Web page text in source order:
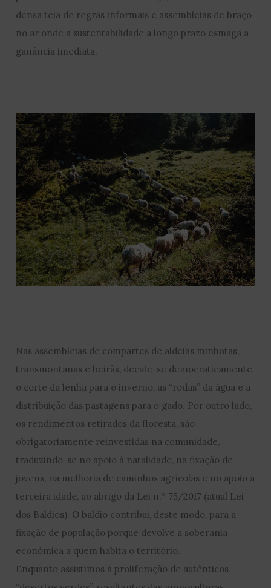
densa teia de regras informais e assembleias de braço
no ar onde a sustentabilidade a longo prazo esmaga a
ganância imediata.
Nas assembleias de compartes de aldeias minhotas,
transmontanas e beirãs, decide-se democraticamente
o corte da lenha para o inverno, as “rodas” da água e a
distribuição das pastagens para o gado. Por outro lado,
os rendimentos retirados da floresta, são
obrigatoriamente reinvestidas na comunidade,
traduzindo-se no apoio à natalidade, na fixação de
jovens, na melhoria de caminhos agrícolas e no apoio à
terceira idade, ao abrigo da Lei n.º 75/2017 (atual Lei
dos Baldios). O baldio contribui, deste modo, para a
fixação de população porque devolve a soberania
económica a quem habita o território.
Enquanto assistimos à proliferação de autênticos